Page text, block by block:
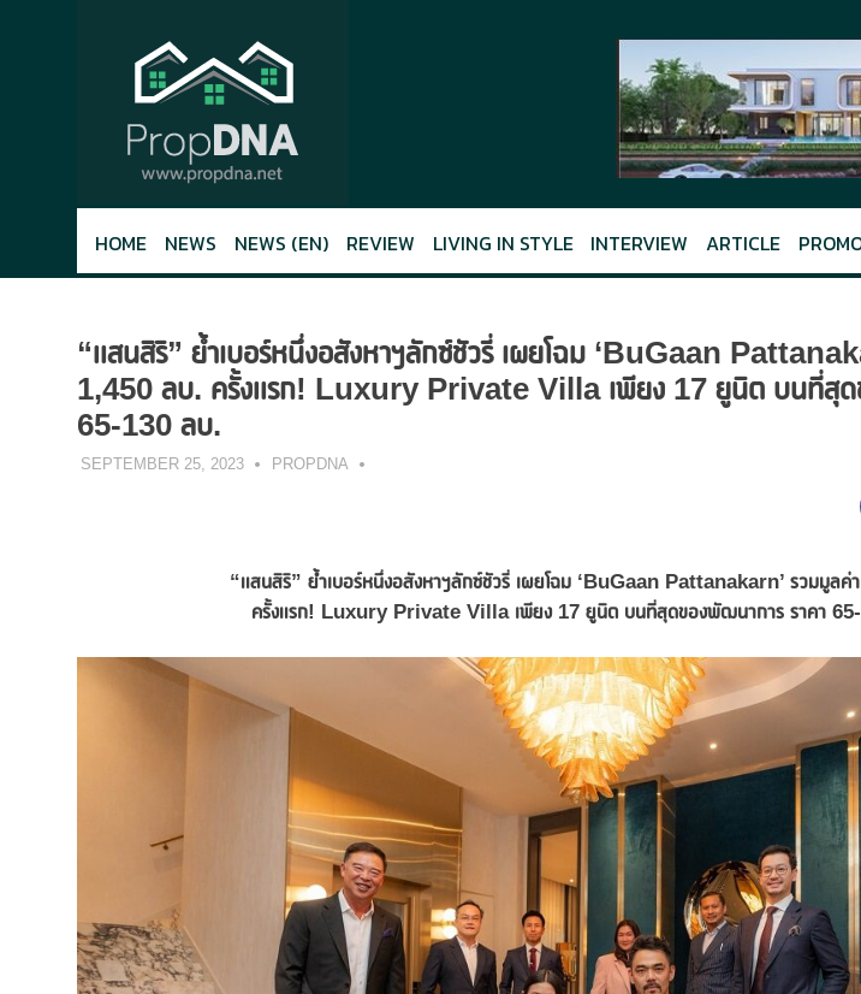
HOME NEWS NEWS (EN) REVIEW LIVING IN STYLE INTERVIEW ARTICLE
“แสนสิริ” ย้ำเบอร์หนึ่งอสังหาฯลักซ์ชัวรี่ เผยโฉม ‘BuGaan
1,450 ลบ. ครั้งแรก! Luxury Private Villa เพียง 17 ยูนิต บนที่สุด
65-130 ลบ.
SEPTEMBER 25, 2023 PROPDNA
“แสนสิริ” ย้ำเบอร์หนึ่งอสังหาฯลักซ์ชัวรี่ เผยโฉม ‘BuGaan Pattanakarn’ รวมมูลค่
ครั้งแรก! Luxury Private Villa เพียง 17 ยูนิต บนที่สุดของพัฒนาการ ราคา